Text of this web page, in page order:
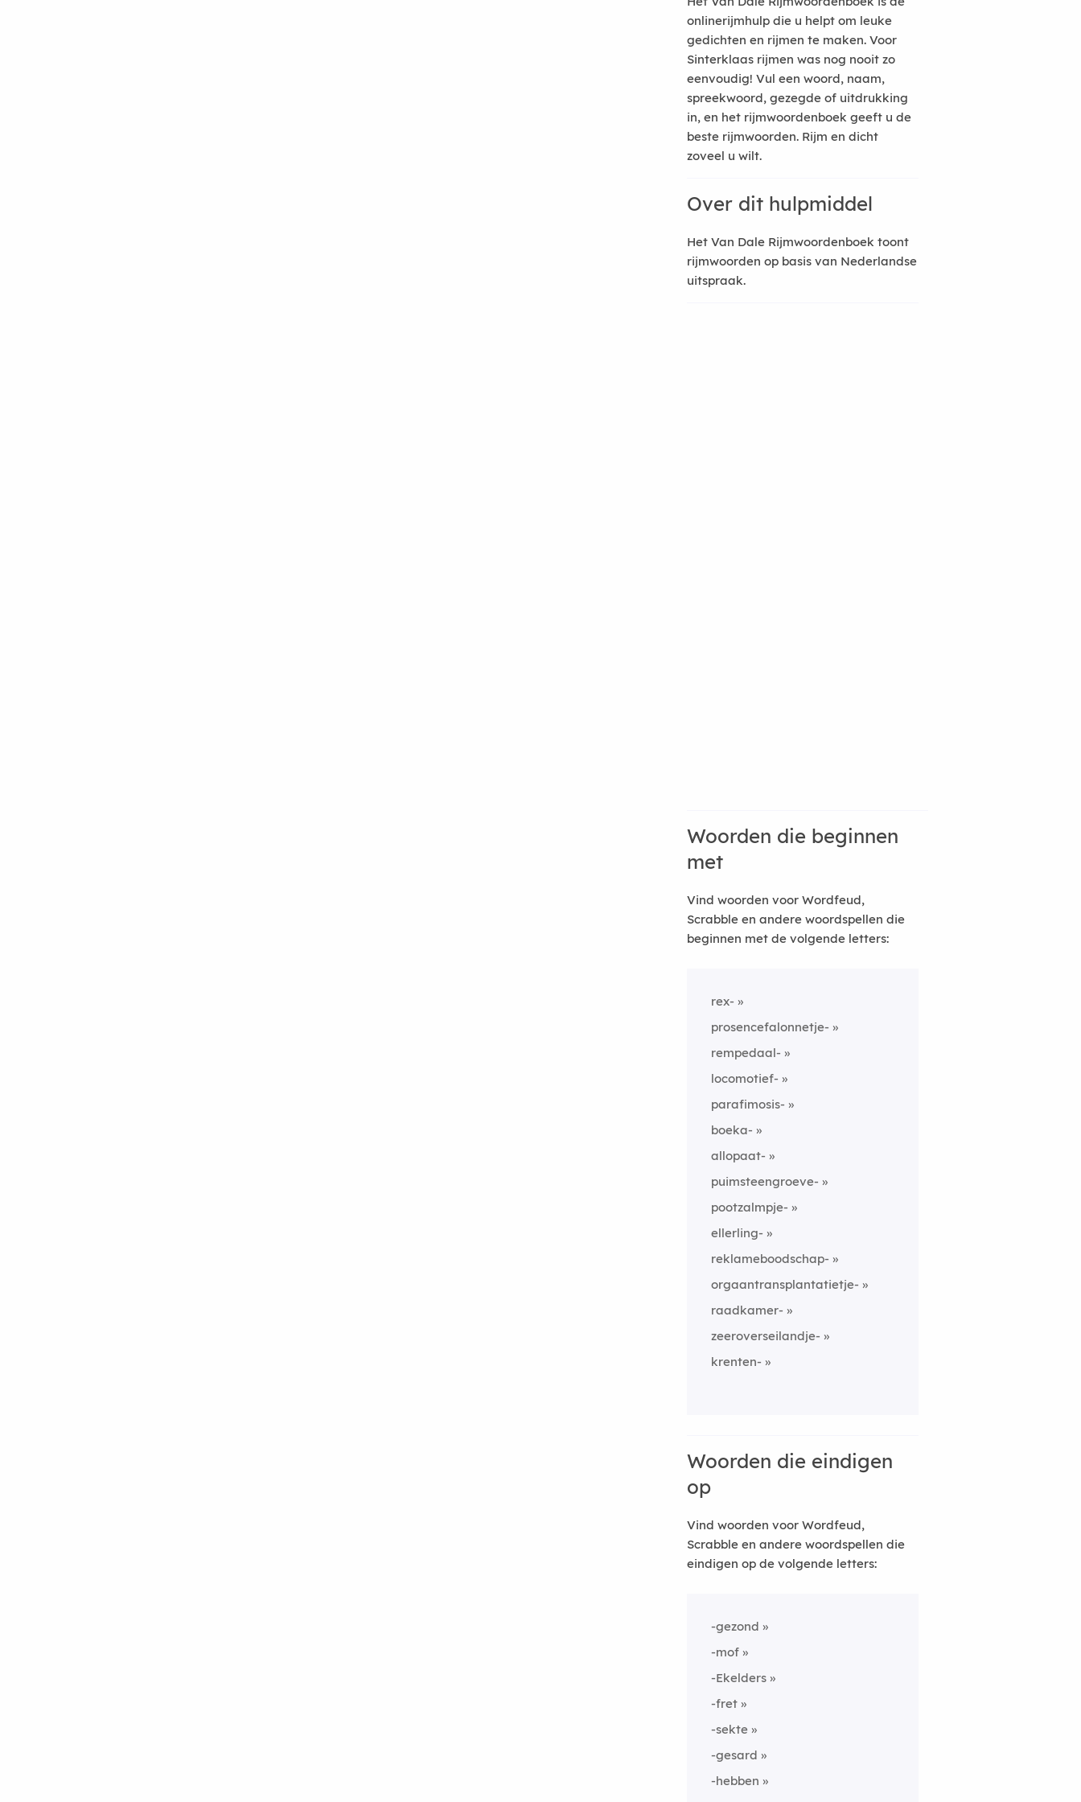
onlinerijmhulp die u helpt om leuke
gedichten en rijmen te maken. Voor
Sinterklaas rijmen was nog nooit zo
eenvoudig! Vul een woord, naam,
spreekwoord, gezegde of uitdrukking
in, en het rijmwoordenboek geeft u de
beste rijmwoorden. Rijm en dicht
zoveel u wilt.
Over dit hulpmiddel
Het Van Dale Rijmwoordenboek toont
rijmwoorden op basis van Nederlandse
uitspraak.
Woorden die beginnen
met
Vind woorden voor Wordfeud,
Scrabble en andere woordspellen die
beginnen met de volgende letters:
rex-
prosencefalonnetje-
rempedaal-
locomotief-
parafimosis-
boeka-
allopaat-
puimsteengroeve-
pootzalmpje-
ellerling-
reklameboodschap-
orgaantransplantatietje-
raadkamer-
zeeroverseilandje-
krenten-
Woorden die eindigen
op
Vind woorden voor Wordfeud,
Scrabble en andere woordspellen die
eindigen op de volgende letters:
-gezond
-mof
-Ekelders
-fret
-sekte
-gesard
-hebben